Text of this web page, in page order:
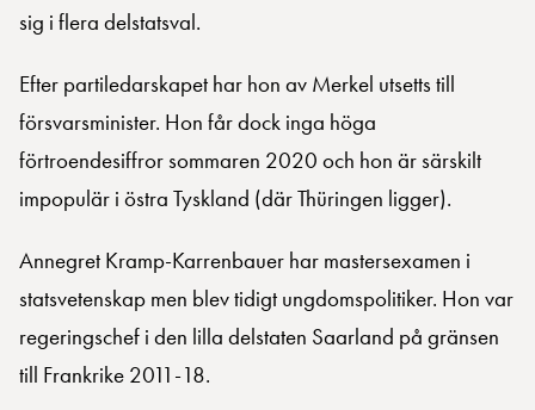
sig i flera delstatsval.
Efter partiledarskapet har hon av Merkel utsetts till
försvarsminister. Hon får dock inga höga
förtroendesiffror sommaren 2020 och hon är särskilt
impopulär i östra Tyskland (där Thüringen ligger).
Annegret Kramp-Karrenbauer har mastersexamen i
statsvetenskap men blev tidigt ungdomspolitiker. Hon var
regeringschef i den lilla delstaten Saarland på gränsen
till Frankrike 2011-18.